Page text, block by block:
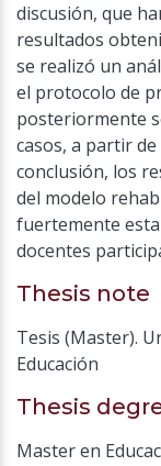
discusión, que
resultados
se realizó un
el protocolo de
posteriormente
casos, a partir
conclusión, los
del modelo
fuertemente
docentes
Thesis note
Tesis (Master).
Educación
Thesis
Master en